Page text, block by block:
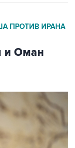
ПРОТИВ ИРАНА
и Оман